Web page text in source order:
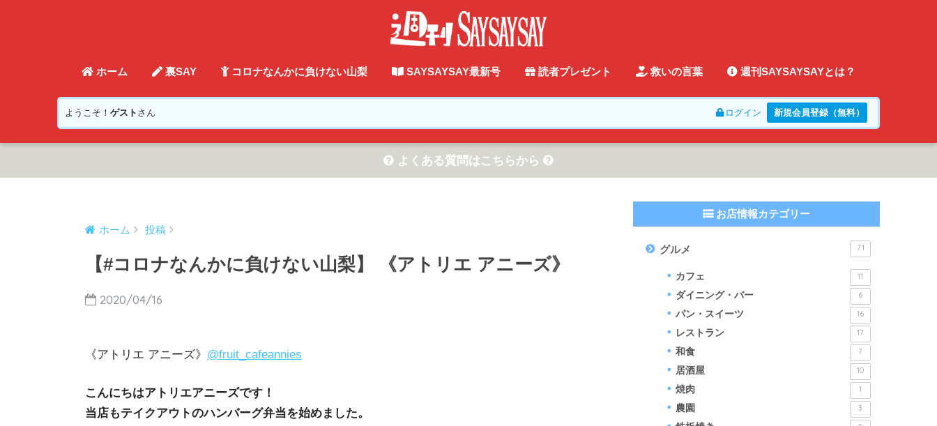
ホーム 裏SAY コロナなんかに負けない山梨 SAYSAYSAY最新号 読者プレゼント 救いの言葉 週刊SAYSAYSAYとは？
ようこそ！ ゲスト さん ログイン 新規会員登録（無料）
よくある質問はこちらから
ホーム 投稿
【#コロナなんかに負けない山梨】 《アトリエ アニーズ》
2020/04/16
《アトリエ アニーズ》 @fruit_cafeannies
こんにちはアトリエアニーズです！
当店もテイクアウトのハンバーグ弁当を始めました。
お店情報カテゴリー
グルメ 71
カフェ 11
ダイニング・バー 6
パン・スイーツ 16
レストラン 17
和食 7
居酒屋 10
焼肉 1
農園 3